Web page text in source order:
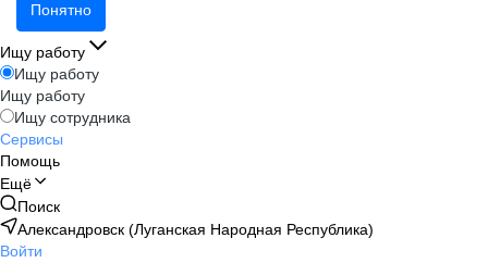
Понятно
Ищу работу
Ищу работу
Ищу работу
Ищу сотрудника
Сервисы
Помощь
Ещё
Поиск
Александровск (Луганская Народная Республика)
Войти